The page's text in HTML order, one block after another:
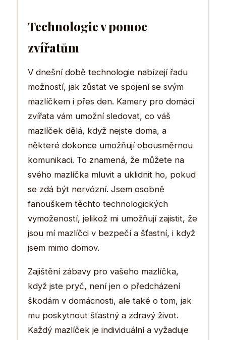
Technologie v pomoc
zvířatům
V dnešní době technologie nabízejí řadu
možností, jak zůstat ve spojení se svým
mazlíčkem i přes den. Kamery pro domácí
zvířata vám umožní sledovat, co váš
mazlíček dělá, když nejste doma, a
některé dokonce umožňují obousměrnou
komunikaci. To znamená, že můžete na
svého mazlíčka mluvit a uklidnit ho, pokud
se zdá být nervózní. Jsem osobně
fanouškem těchto technologických
vymožeností, jelikož mi umožňují zajistit, že
jsou mí mazlíčci v bezpečí a šťastní, i když
jsem mimo domov.
Zajištění zábavy pro vašeho mazlíčka,
když jste pryč, není jen o předcházení
škodám v domácnosti, ale také o tom, jak
mu poskytnout šťastný a zdravý život.
Každý mazlíček je individuální a vyžaduje